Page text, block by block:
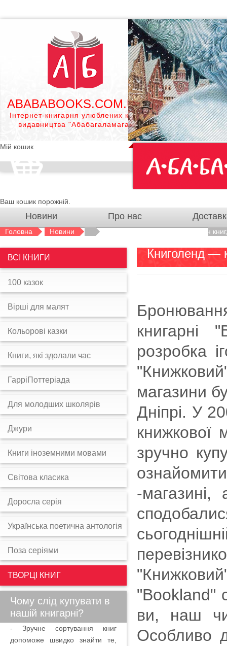
ABABABOOKS.COM.UA
Інтернет-книгарня улюблених книг
видавництва "Абабагаламага"
Мій кошик
Ваш кошик порожній.
Новини Про нас
Головна Новини Книголенд – Интернет-магазин
Книголенд —
книгарні
розробка
магазини
Дніпрі. У
книжкової
зручно
-
"Bookland"
ви, наш
Особливо
ВСІ КНИГИ
100 казок
Вірші для малят
Кольорові казки
Книги, які здолали час
ГарріПоттеріада
Для молодших школярів
Джури
Книги іноземними мовами
Світова класика
Доросла серія
Українська поетична антологія
Поза серіями
ТВОРЦІ КНИГ
Чому слід купувати в
нашій книгарні?
- Зручне сортування книг
допоможе швидко знайти те,